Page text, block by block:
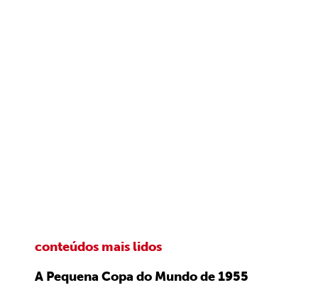
conteúdos mais lidos
A Pequena Copa do Mundo de 1955